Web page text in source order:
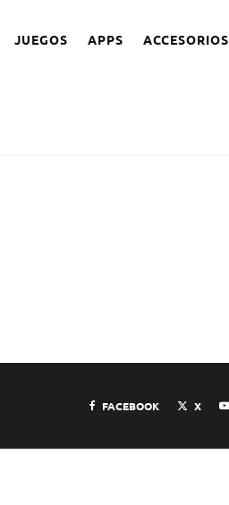
JUEGOS APPS ACCESORIOS
FACEBOOK X